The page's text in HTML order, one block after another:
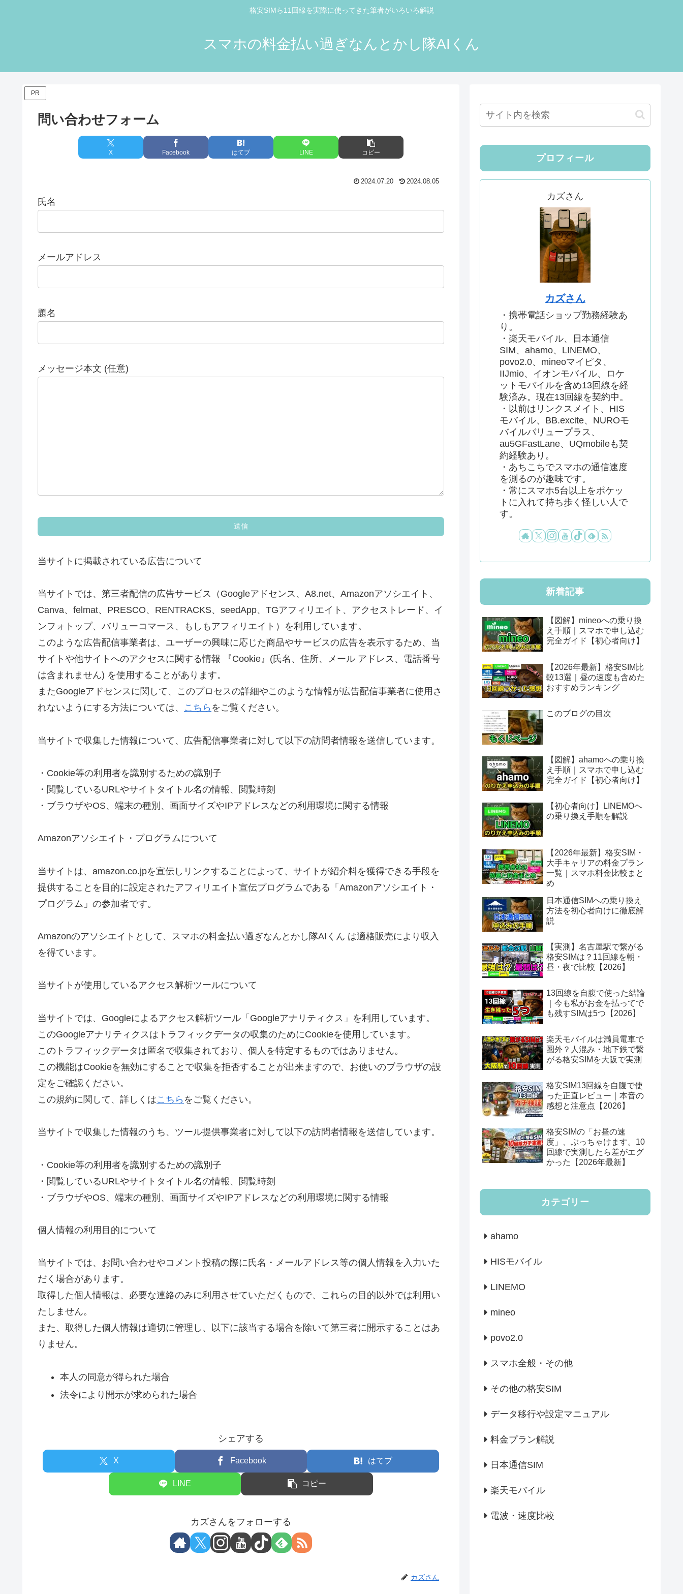
格安SIMら11回線を実際に使ってきた筆者がいろいろ解説
スマホの料金払い過ぎなんとかし隊AIくん
PR
問い合わせフォーム
X Facebook はてブ LINE コピー
2024.07.20 2024.08.05
氏名
メールアドレス
題名
メッセージ本文 (任意)
当サイトに掲載されている広告について
当サイトでは、第三者配信の広告サービス（Googleアドセンス、A8.net、Amazonアソシエイト、
Canva、felmat、PRESCO、RENTRACKS、seedApp、TGアフィリエイト、アクセストレード、イ
ンフォトップ、バリューコマース、もしもアフィリエイト）を利用しています。
このような広告配信事業者は、ユーザーの興味に応じた商品やサービスの広告を表示するため、当
サイトや他サイトへのアクセスに関する情報 『Cookie』(氏名、住所、メール アドレス、電話番号
は含まれません) を使用することがあります。
またGoogleアドセンスに関して、このプロセスの詳細やこのような情報が広告配信事業者に使用さ
れないようにする方法については、 こちら をご覧ください。
当サイトで収集した情報について、広告配信事業者に対して以下の訪問者情報を送信しています。
・Cookie等の利用者を識別するための識別子
・閲覧しているURLやサイトタイトル名の情報、閲覧時刻
・ブラウザやOS、端末の種別、画面サイズやIPアドレスなどの利用環境に関する情報
Amazonアソシエイト・プログラムについて
当サイトは、amazon.co.jpを宣伝しリンクすることによって、サイトが紹介料を獲得できる手段を
提供することを目的に設定されたアフィリエイト宣伝プログラムである「Amazonアソシエイト・
プログラム」の参加者です。
Amazonのアソシエイトとして、スマホの料金払い過ぎなんとかし隊AIくん は適格販売により収入
を得ています。
当サイトが使用しているアクセス解析ツールについて
当サイトでは、Googleによるアクセス解析ツール「Googleアナリティクス」を利用しています。
このGoogleアナリティクスはトラフィックデータの収集のためにCookieを使用しています。
このトラフィックデータは匿名で収集されており、個人を特定するものではありません。
この機能はCookieを無効にすることで収集を拒否することが出来ますので、お使いのブラウザの設
定をご確認ください。
この規約に関して、詳しくはこちら をご覧ください。
当サイトで収集した情報のうち、ツール提供事業者に対して以下の訪問者情報を送信しています。
・Cookie等の利用者を識別するための識別子
・閲覧しているURLやサイトタイトル名の情報、閲覧時刻
・ブラウザやOS、端末の種別、画面サイズやIPアドレスなどの利用環境に関する情報
個人情報の利用目的について
当サイトでは、お問い合わせやコメント投稿の際に氏名・メールアドレス等の個人情報を入力いた
だく場合があります。
取得した個人情報は、必要な連絡のみに利用させていただくもので、これらの目的以外では利用い
たしません。
また、取得した個人情報は適切に管理し、以下に該当する場合を除いて第三者に開示することはあ
りません。
本人の同意が得られた場合
法令により開示が求められた場合
シェアする
X Facebook はてブ
LINE コピー
カズさんをフォローする
カズさん
プロフィール
カズさん
カズさん
・携帯電話ショップ勤務経験あ
り。
・楽天モバイル、日本通信
SIM、ahamo、LINEMO、
povo2.0、mineoマイピタ、
IIJmio、イオンモバイル、ロケ
ットモバイルを含め13回線を経
験済み。現在13回線を契約中。
・以前はリンクスメイト、HIS
モバイル、BB.excite、NUROモ
バイルバリュープラス、
au5GFastLane、UQmobileも契
約経験あり。
・あちこちでスマホの通信速度
を測るのが趣味です。
・常にスマホ5台以上をポケッ
トに入れて持ち歩く怪しい人で
す。
新着記事
【図解】mineoへの乗り換
え手順｜スマホで申し込む
完全ガイド【初心者向け】
【2026年最新】格安SIM比
較13選｜昼の速度も含めた
おすすめランキング
このブログの目次
【図解】ahamoへの乗り換
え手順｜スマホで申し込む
完全ガイド【初心者向け】
【初心者向け】LINEMOへ
の乗り換え手順を解説
【2026年最新】格安SIM・
大手キャリアの料金プラン
一覧｜スマホ料金比較まと
め
日本通信SIMへの乗り換え
方法を初心者向けに徹底解
説
【実測】名古屋駅で繋がる
格安SIMは？11回線を朝・
昼・夜で比較【2026】
13回線を自腹で使った結論
｜今も私がお金を払ってで
も残すSIMは5つ【2026】
楽天モバイルは満員電車で
圏外？人混み・地下鉄で繋
がる格安SIMを大阪で実測
格安SIM13回線を自腹で使
った正直レビュー｜本音の
感想と注意点【2026】
格安SIMの「お昼の速
度」、ぶっちゃけます。10
回線で実測したら差がエグ
かった【2026年最新】
カテゴリー
ahamo
HISモバイル
LINEMO
mineo
povo2.0
スマホ全般・その他
その他の格安SIM
データ移行や設定マニュアル
料金プラン解説
日本通信SIM
楽天モバイル
電波・速度比較